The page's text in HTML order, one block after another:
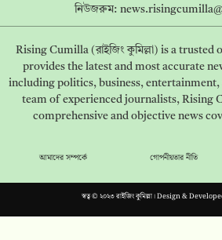
নিউজরুম:
Rising Cumilla (রাইজিং কুমিল্লা) is a
provides the latest and most accurate
including politics, business,
team of experienced journalists, Rising
comprehensive and objective news
আমাদের সম্পর্কে গোপনীয়তার নীতি
স্বত্ব © ২০২৩ রাইজিং কুমিল্লা। Design &